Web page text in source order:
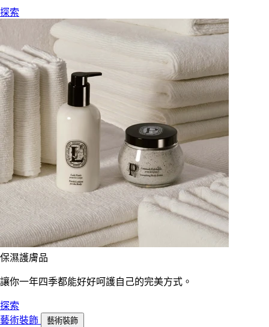
探索
保濕護膚品
讓你一年四季都能好好呵護自己的完美方式。
探索
藝術裝飾
藝術裝飾